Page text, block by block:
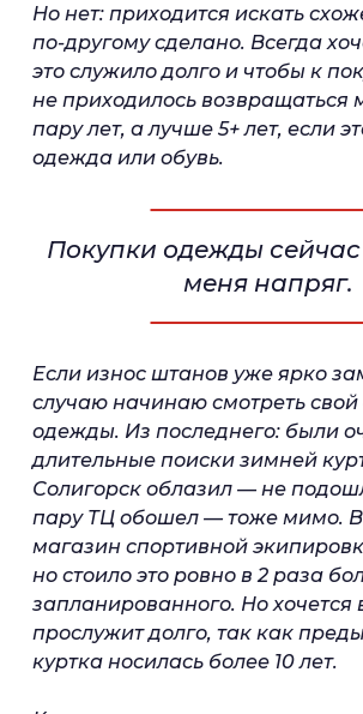
Но нет: приходится искать
по-другому сделано. Всегда
это служило долго и чтобы к
не приходилось возвращаться
пару лет, а лучше 5+ лет, если
одежда или обувь.
Покупки одежды
меня напряг.
Если износ штанов уже ярко
случаю начинаю смотреть свой
одежды. Из последнего: были
длительные поиски зимней
Солигорск облазил — не
пару ТЦ обошел — тоже мимо. В
магазин спортивной
но стоило это ровно в 2 раза
запланированного. Но хочется
прослужит долго, так как
куртка носилась более 10 лет.